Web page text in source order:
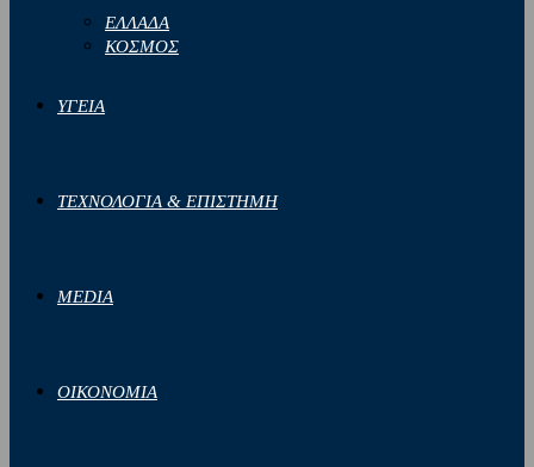
ΕΛΛΑΔΑ
ΚΟΣΜΟΣ
ΥΓΕΙΑ
ΤΕΧΝΟΛΟΓΙΑ & ΕΠΙΣΤΗΜΗ
MEDIA
ΟΙΚΟΝΟΜΙΑ